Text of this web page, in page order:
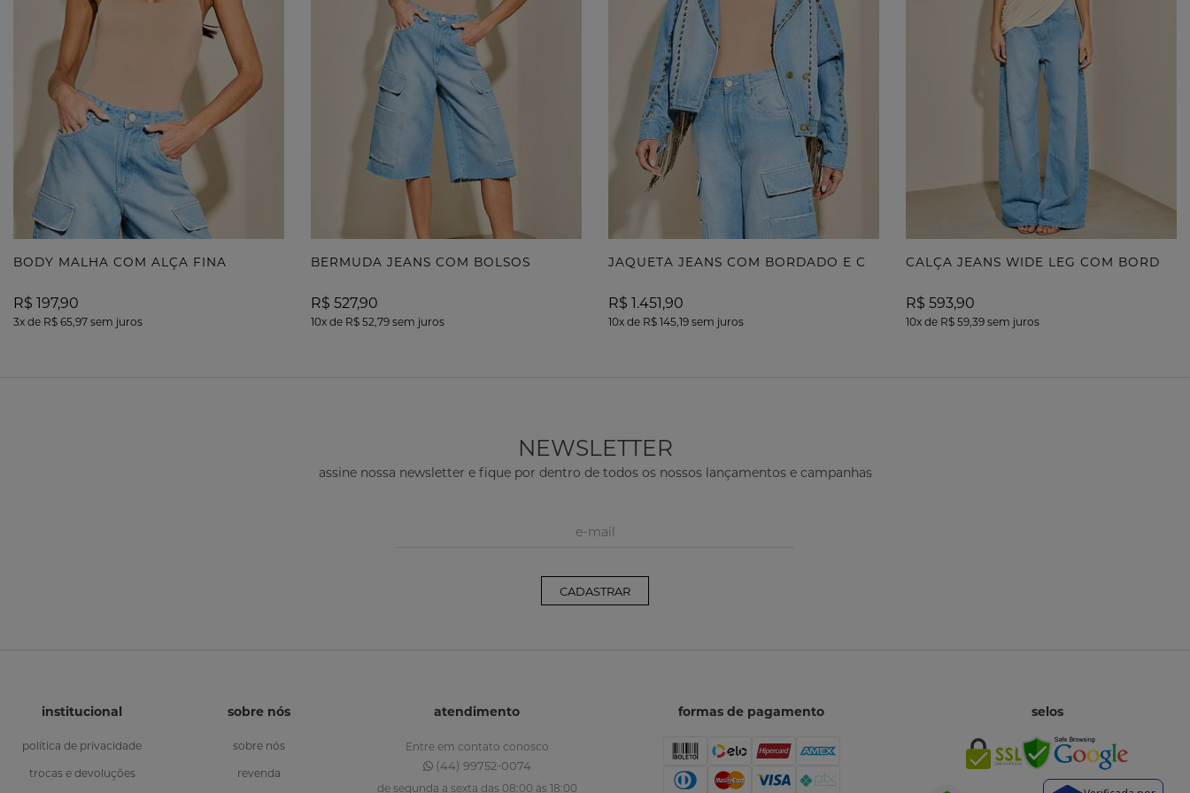
BODY MALHA COM ALÇA FINA
R$ 197,90
3xde R$ 65,97sem juros
BERMUDA JEANS COM BOLSOS
R$ 527,90
10xde R$ 52,79sem juros
R$ 1.451,90
10xde R$ 145,19sem juros
R$ 593,90
10xde R$ 59,39sem juros
NEWSLETTER
assine nossa newsletter e fique por dentro de todos os nossos lançamentos e campanhas
CADASTRAR
institucional
política de privacidade
trocas e devoluções
sobre nós
sobre nós
revenda
atendimento
Entre em contato conosco
(44) 99752-0074
de segunda a sexta das 08:00 às 18:00
formas de pagamento selos